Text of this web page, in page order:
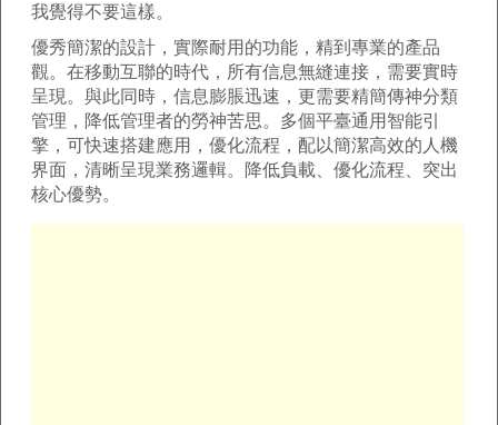
我覺得不要這樣。
優秀簡潔的設計，實際耐用的功能，精到專業的產品
觀。在移動互聯的時代，所有信息無縫連接，需要實時
呈現。與此同時，信息膨脹迅速，更需要精簡傳神分類
管理，降低管理者的勞神苦思。多個平臺通用智能引
擎，可快速搭建應用，優化流程，配以簡潔高效的人機
界面，清晰呈現業務邏輯。降低負載、優化流程、突出
核心優勢。